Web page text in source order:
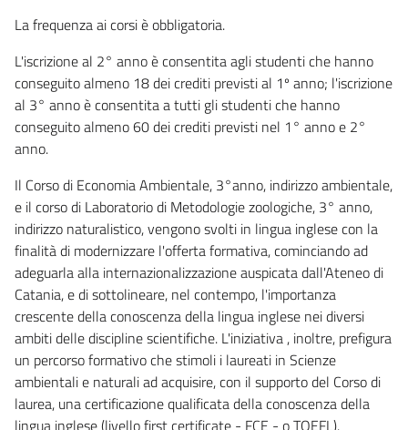
La frequenza ai corsi è obbligatoria.
L'iscrizione al 2° anno è consentita agli studenti che hanno
conseguito almeno 18 dei crediti previsti al 1º anno; l'iscrizione
al 3° anno è consentita a tutti gli studenti che hanno
conseguito almeno 60 dei crediti previsti nel 1° anno e 2°
anno.
Il Corso di Economia Ambientale, 3°anno, indirizzo ambientale,
e il corso di Laboratorio di Metodologie zoologiche, 3° anno,
indirizzo naturalistico, vengono svolti in lingua inglese con la
finalità di modernizzare l'offerta formativa, cominciando ad
adeguarla alla internazionalizzazione auspicata dall'Ateneo di
Catania, e di sottolineare, nel contempo, l'importanza
crescente della conoscenza della lingua inglese nei diversi
ambiti delle discipline scientifiche. L'iniziativa , inoltre, prefigura
un percorso formativo che stimoli i laureati in Scienze
ambientali e naturali ad acquisire, con il supporto del Corso di
laurea, una certificazione qualificata della conoscenza della
lingua inglese (livello first certificate - FCE - o TOEFL).